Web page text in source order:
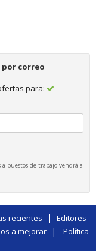
por correo
para:
puestos de trabajo vendrá a
recientes | Editores
a mejorar|
Política